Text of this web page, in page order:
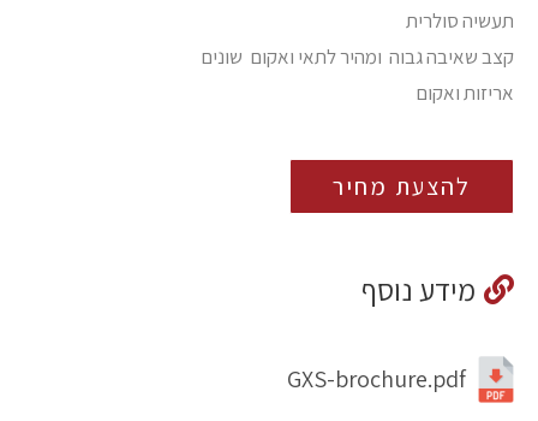
תעשיה סולרית
קצב שאיבה גבוה ומהיר לתאי ואקום שונים
אריזות ואקום
להצעת מחיר
מידע נוסף
GXS-brochure.pdf